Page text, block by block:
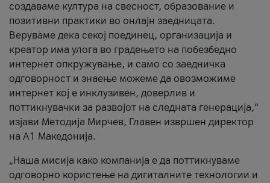
создаваме култура на свесност, образование и
позитивни практики во онлајн заедницата.
Веруваме дека секој поединец, организација и
креатор има улога во градењето на побезбедно
интернет опкружување, и само со заедничка
одговорност и знаење можеме да овозможиме
интернет кој е инклузивен, доверлив и
поттикнувачки за развојот на следната генерација,“
изјави Методија Мирчев, Главен извршен директор
на А1 Македонија.
„Наша мисија како компанија е да поттикнуваме
одговорно користење на дигиталните технологии и